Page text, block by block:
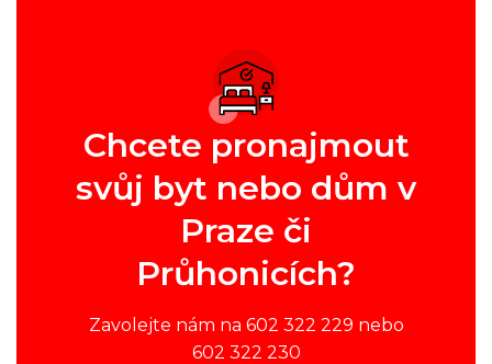
Chcete pronajmout
svůj byt nebo dům v
Praze či
Průhonicích?
Zavolejte nám na 602 322 229 nebo
602 322 230